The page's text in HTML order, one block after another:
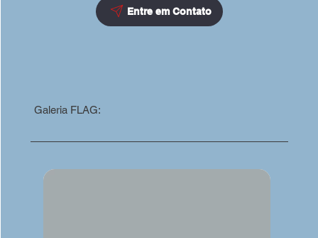
Entre em Contato
Galeria FLAG: